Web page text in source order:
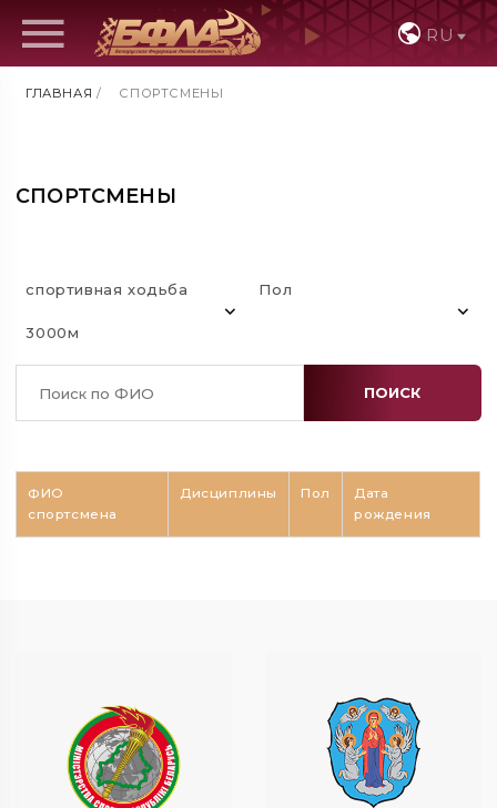
RU
ГЛАВНАЯ / СПОРТСМЕНЫ
СПОРТСМЕНЫ
спортивная ходьба
3000м
Пол
ПОИСК
ФИО
спортсмена
Дисциплины Пол
Дата
рождения